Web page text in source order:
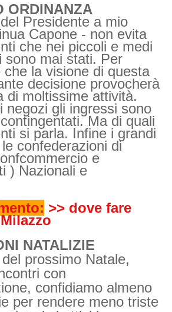
ORDINANZA
Presidente a mio
Capone - non evita
che nei piccoli e medi
sono mai stati. Per
che la visione di questa
decisione provocherà
di moltissime attività.
negozi gli ingressi sono
Ma di quali
si parla. Infine i grandi
confederazioni di
e
) Nazionali e
>> dove fare
NATALIZIE
prossimo Natale,
con
confidiamo almeno
per rendere meno triste